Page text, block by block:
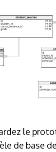
le
de base